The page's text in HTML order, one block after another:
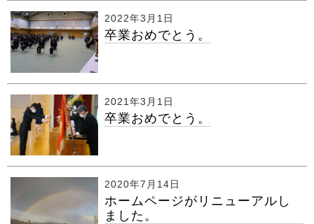
2022年3月1日
卒業おめでとう。
2021年3月1日
卒業おめでとう。
2020年7月14日
ホームページがリニューアルし
ました。